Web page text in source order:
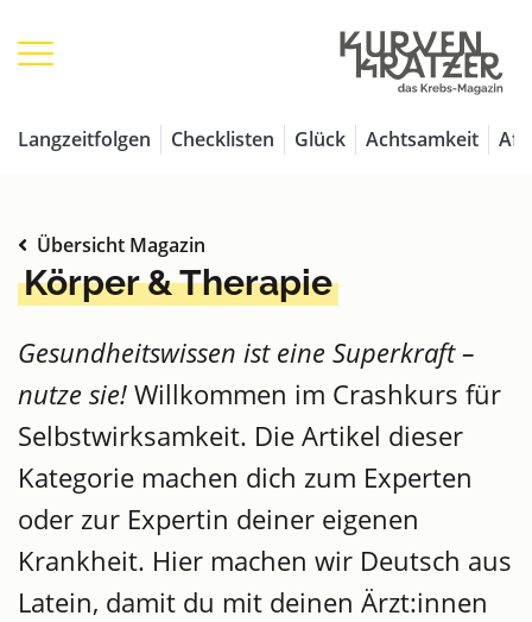
Langzeitfolgen Checklisten Glück Achtsamkeit
Übersicht Magazin
Körper & Therapie
Gesundheitswissen ist eine Superkraft –
nutze sie!Willkommen im Crashkurs für
Selbstwirksamkeit. Die Artikel dieser
Kategorie machen dich zum Experten
oder zur Expertin deiner eigenen
Krankheit. Hier machen wir Deutsch aus
Latein, damit du mit deinen Ärzt:innen